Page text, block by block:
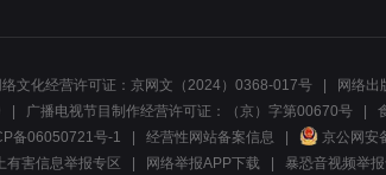
络文化经营许可证：京网文（2024）0368-017号 网络出
广播电视节目制作经营许可证：（京）字第00670号
备06050721号-1 经营性网站备案信息 京公网安
有害信息举报专区 网络举报APP下载 暴恐音视频举报